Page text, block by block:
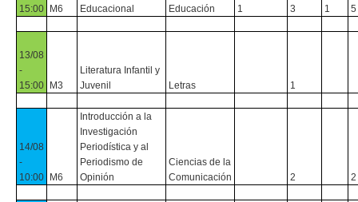
15:00
M6
Educacional
Educación
1 3 1 5
13/08
-
15:00
M3
Literatura Infantil y
Juvenil
Letras 1
14/08
-
10:00
M6
Introducción a la
Investigación
Periodística y al
Periodismo de
Opinión
Ciencias de la
Comunicación
2 2